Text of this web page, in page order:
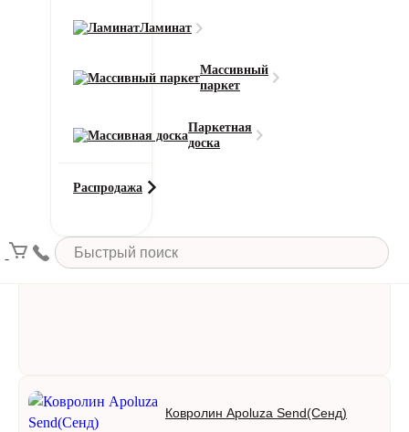
Ламинат
Массивный
паркет
Паркетная
доска
Распродажа
Тип ворса:Иглопробивной
Ковролин Apoluza Send(Сенд)